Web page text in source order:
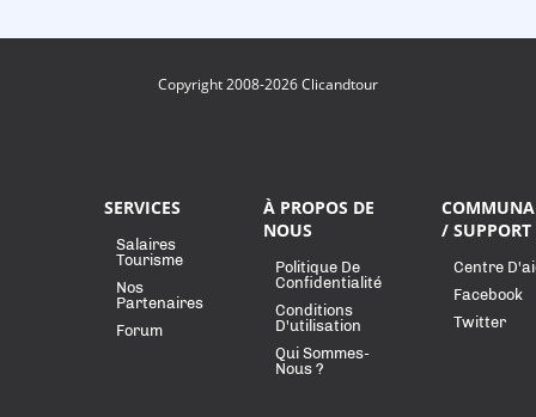
Copyright 2008-2026 Clicandtour
SERVICES
Salaires
Tourisme
Nos
Partenaires
Forum
À PROPOS DE
NOUS
Politique De
Confidentialité
Conditions
D'utilisation
Qui Sommes-
Nous ?
/ SUPPORT
Centre
Facebook
Twitter